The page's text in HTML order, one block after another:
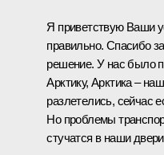
Я приветствую Ваши
правильно. Спасибо
решение. У нас было
Арктику, Арктика –
разлетелись, сейчас
Но проблемы
стучатся в наши